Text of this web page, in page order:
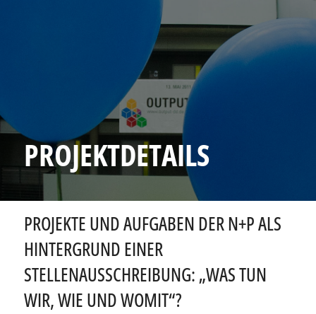
PROJEKTDETAILS
PROJEKTE UND AUFGABEN DER N+P ALS
HINTERGRUND EINER
STELLENAUSSCHREIBUNG: „WAS TUN
WIR, WIE UND WOMIT“?